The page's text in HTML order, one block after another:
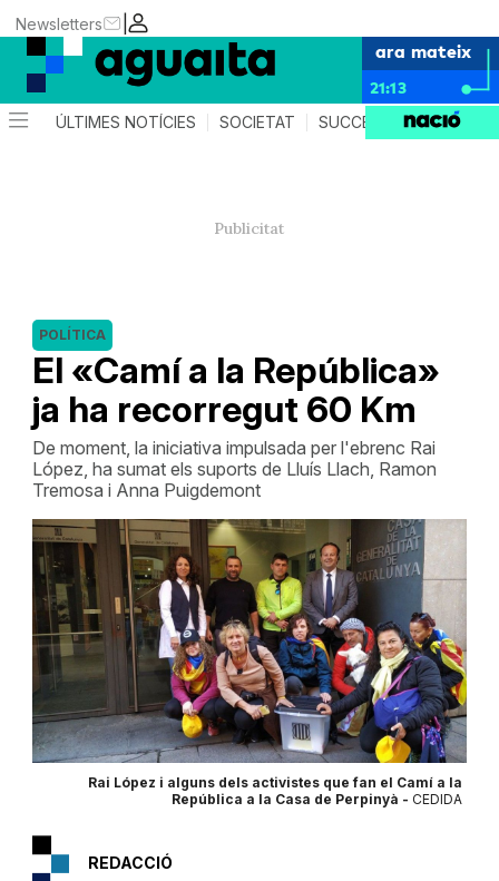
|
Newsletters
ara mateix
21:13
ÚLTIMES NOTÍCIES SOCIETAT SUCCESSOS AGENDA
El «Camí a la República»
ja ha recorregut 60 Km
POLÍTICA
De moment, la iniciativa impulsada per l'ebrenc Rai
López, ha sumat els suports de Lluís Llach, Ramon
Tremosa i Anna Puigdemont
Rai López i alguns dels activistes que fan el Camí a la
República a la Casa de Perpinyà - CEDIDA
REDACCIÓ